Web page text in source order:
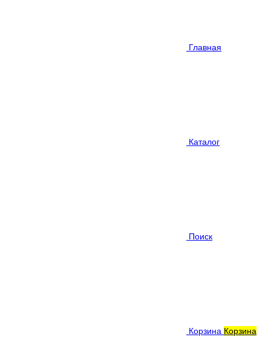
Главная
Каталог
Поиск
Корзина Корзина